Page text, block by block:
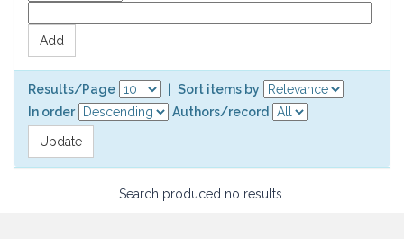
Results/Page
Sort items by
In order
Authors/record
Search produced no results.